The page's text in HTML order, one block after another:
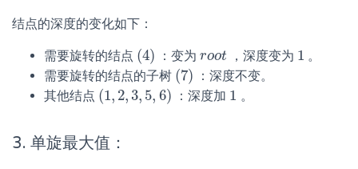
结点的深度的变化如下：
需要旋转的结点 (4)
(4) ：变为 root
root ，深度变为 1
1 。
需要旋转的结点的子树 (7)
(7)
：深度不变。
其他结点 (1, 2,3, 5, 6)
(1,2,3,5 ,6 ：深度加 1
1 。
3. 单旋最大值：